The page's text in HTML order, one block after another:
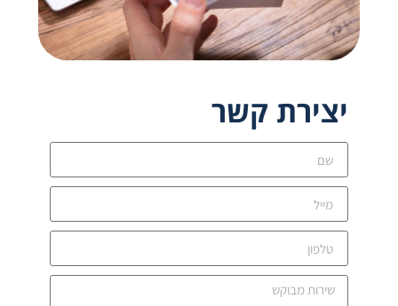
יצירת קשר